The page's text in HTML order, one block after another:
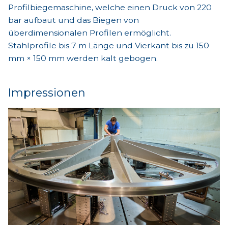
Profilbiegemaschine, welche einen Druck von 220
bar aufbaut und das Biegen von
überdimensionalen Profilen ermöglicht.
Stahlprofile bis 7 m Länge und Vierkant bis zu 150
mm × 150 mm werden kalt gebogen.
Impressionen